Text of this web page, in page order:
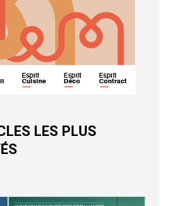
LES PLUS